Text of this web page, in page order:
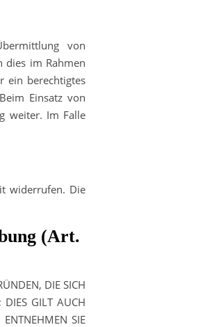
von
dies im Rahmen
ein berechtigtes
Einsatz von
weiter. Im Falle
widerrufen. Die
(Art.
DIE SICH
DIES GILT AUCH
SIE